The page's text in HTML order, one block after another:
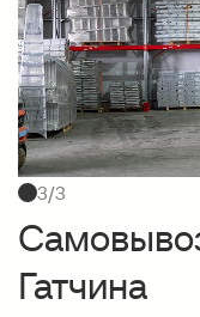
3/3
Гатчина